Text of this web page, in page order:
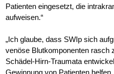
Patienten eingesetzt, die
aufweisen.“
„Ich glaube, dass SWIp sich
venöse Blutkomponenten rasch
Schädel-Hirn-Traumata
Gewinnung von Patienten